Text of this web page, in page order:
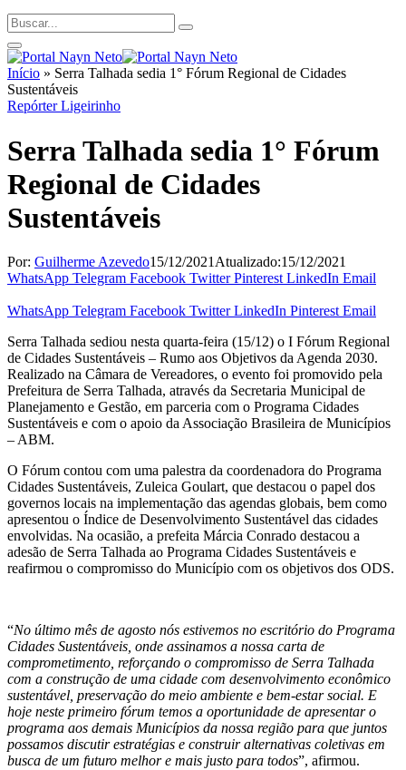
Início » Serra Talhada sedia 1° Fórum Regional de Cidades
Sustentáveis
Repórter Ligeirinho
Serra Talhada sedia 1° Fórum
Regional de Cidades
Sustentáveis
Por: Guilherme Azevedo15/12/2021 Atualizado:15/12/2021
WhatsApp Telegram Facebook Twitter Pinterest LinkedIn Email
WhatsApp Telegram Facebook Twitter LinkedIn Pinterest Email
Serra Talhada sediou nesta quarta-feira (15/12) o I Fórum Regional
de Cidades Sustentáveis – Rumo aos Objetivos da Agenda 2030.
Realizado na Câmara de Vereadores, o evento foi promovido pela
Prefeitura de Serra Talhada, através da Secretaria Municipal de
Planejamento e Gestão, em parceria com o Programa Cidades
Sustentáveis e com o apoio da Associação Brasileira de Municípios
– ABM.
O Fórum contou com uma palestra da coordenadora do Programa
Cidades Sustentáveis, Zuleica Goulart, que destacou o papel dos
governos locais na implementação das agendas globais, bem como
apresentou o Índice de Desenvolvimento Sustentável das cidades
envolvidas. Na ocasião, a prefeita Márcia Conrado destacou a
adesão de Serra Talhada ao Programa Cidades Sustentáveis e
reafirmou o compromisso do Município com os objetivos dos ODS.
“No último mês de agosto nós estivemos no escritório do Programa
Cidades Sustentáveis, onde assinamos a nossa carta de
comprometimento, reforçando o compromisso de Serra Talhada
com a construção de uma cidade com desenvolvimento econômico
sustentável, preservação do meio ambiente e bem-estar social. E
hoje neste primeiro fórum temos a oportunidade de apresentar o
programa aos demais Municípios da nossa região para que juntos
possamos discutir estratégias e construir alternativas coletivas em
busca de um futuro melhor e mais justo para todos”, afirmou.